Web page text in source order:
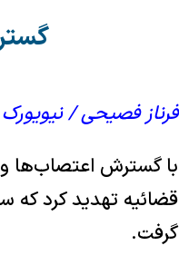
فرناز فصیحی / نیویورک تایمز / ۷
با گسترش اعتصاب‌ها و
قضائیه تهدید کرد
گرفت.